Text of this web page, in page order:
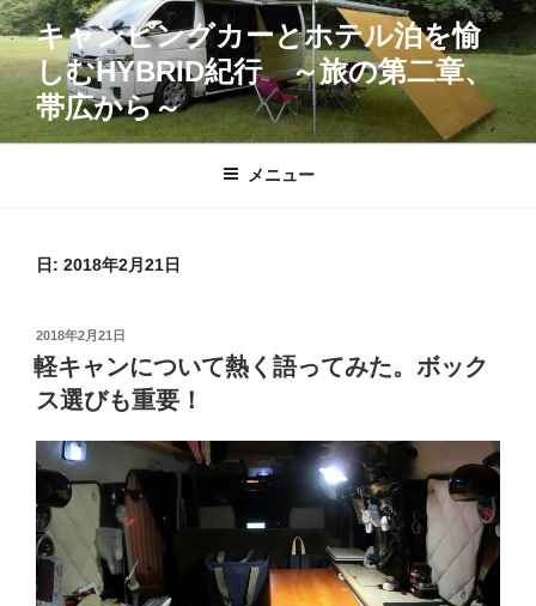
コ
ン
テ
キャンピングカーとホテル泊を愉
しむHYBRID紀行 ～旅の第二章、
帯広から～
メニュー
日: 2018年2月21日
投
稿
日:
2018年2月21日
軽キャンについて熱く語ってみた。ボック
ス選びも重要！